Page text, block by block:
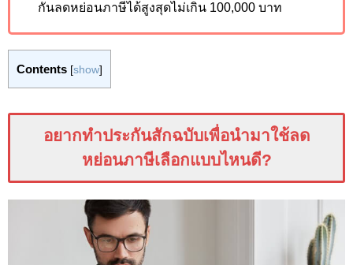
กันลดหย่อนภาษีได้สูงสุดไม่เกิน 100,000บาท
Contents [show]
อยากทำประกันสักฉบับเพื่อนำมาใช้ลด
หย่อนภาษีเลือกแบบไหนดี?